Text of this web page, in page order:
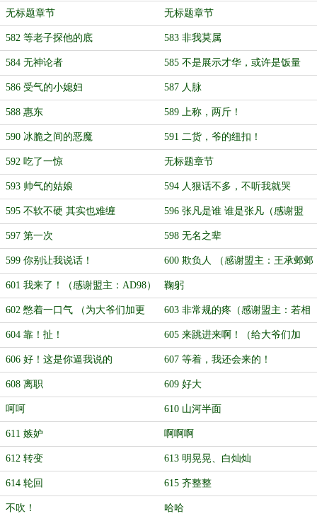
无标题章节 无标题章节
582 等老子探他的底 583 非我莫属
584 无神论者 585 不是展示才华，或许是饭量
586 受气的小媳妇 587 人脉
588 惠东 589 上称，两斤！
590 冰脆之间的恶魔 591 二货，爷的纽扣！
592 吃了一惊 无标题章节
593 帅气的姑娘 594 人狠话不多，不听我就哭
595 不软不硬 其实也难缠 596 张凡是谁 谁是张凡（感谢盟
主：wingofgod）
597 第一次 598 无名之辈
599 你别让我说话！ 600 欺负人 （感谢盟主：王承邺邺
邺邺邺！）
601 我来了！（感谢盟主：AD98） 鞠躬
602 憋着一口气 （为大爷们加更
了！）
603 非常规的疼（感谢盟主：若相
契）
604 靠！扯！ 605 来跳进来啊！（给大爷们加
更）
606 好！这是你逼我说的 607 等着，我还会来的！
608 离职 609 好大
呵呵 610 山河半面
611 嫉妒 啊啊啊
612 转变 613 明晃晃、白灿灿
614 轮回 615 齐整整
不吹！ 哈哈